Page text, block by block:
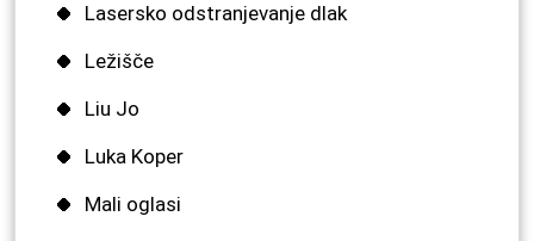
Lasersko odstranjevanje dlak
Ležišče
Liu Jo
Luka Koper
Mali oglasi